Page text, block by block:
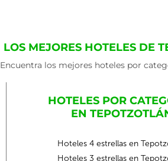
LOS MEJORES HOTELES DE
Encuentra los mejores hoteles por
HOTELES POR
EN
Hoteles 4 estrellas en
Hoteles 3 estrellas en